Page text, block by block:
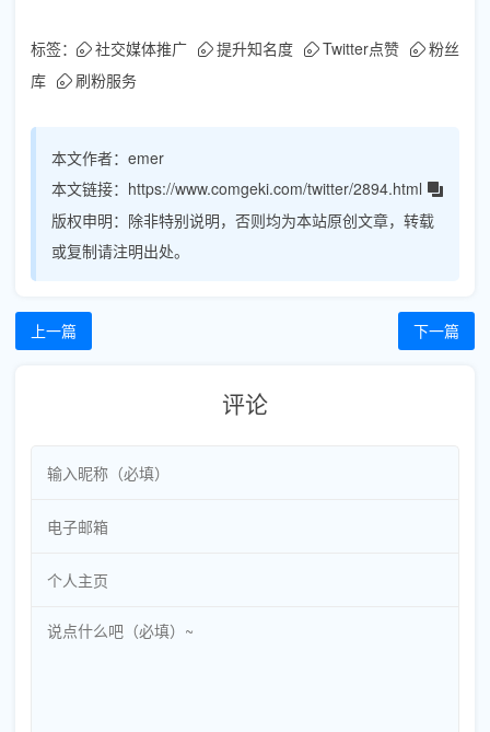
标签： 社交媒体推广 提升知名度 Twitter点赞
粉丝
库
刷粉服务
本文作者： emer
本文链接： https://www.comgeki.com/twitter/2894.html
版权申明： 除非特别说明，否则均为本站原创文章，转载
或复制请注明出处。
上一篇 下一篇
评论